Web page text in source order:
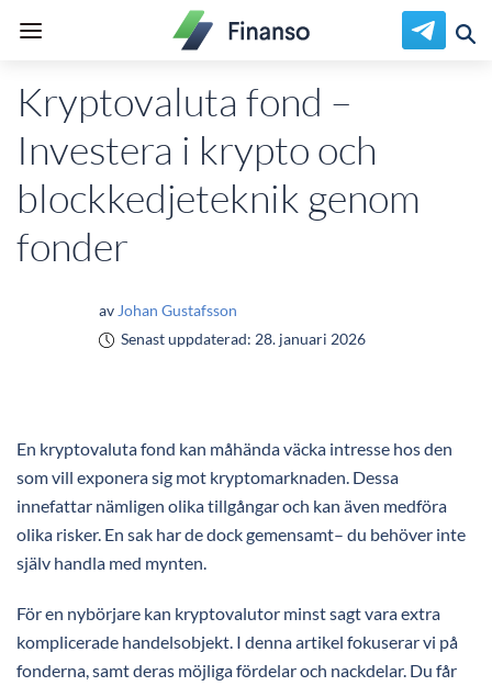
Kryptovaluta fond –
Investera i krypto och
blockkedjeteknik genom
fonder
av Johan Gustafsson
Senast uppdaterad: 28. januari 2026
En kryptovaluta fond kan måhända väcka intresse hos den
som vill exponera sig mot kryptomarknaden. Dessa
innefattar nämligen olika tillgångar och kan även medföra
olika risker. En sak har de dock gemensamt– du behöver inte
själv handla med mynten.
För en nybörjare kan kryptovalutor minst sagt vara extra
komplicerade handelsobjekt. I denna artikel fokuserar vi på
fonderna, samt deras möjliga fördelar och nackdelar. Du får